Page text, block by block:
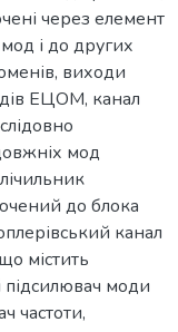
через елемент
і до других
виходи
ЕЦОМ, канал
мод
до блока
канал
містить
підсилювач моди
частоти,